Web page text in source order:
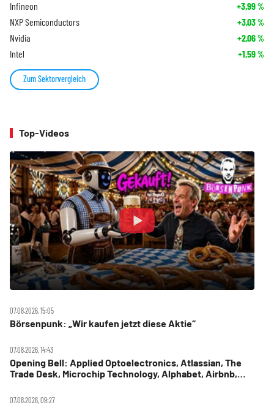
Infineon +3,99%
NXP Semiconductors +3,03%
Nvidia +2,06%
Intel +1,59%
Zum Sektorvergleich
Top-Videos
07.08.2026, 15:05
Börsenpunk: „Wir kaufen jetzt diese Aktie“
07.08.2026, 14:43
Opening Bell: Applied Optoelectronics, Atlassian, The
Trade Desk, Microchip Technology, Alphabet, Airbnb,
07.08.2026, 09:27